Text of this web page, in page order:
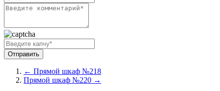
← Прямой шкаф №218
Прямой шкаф №220 →